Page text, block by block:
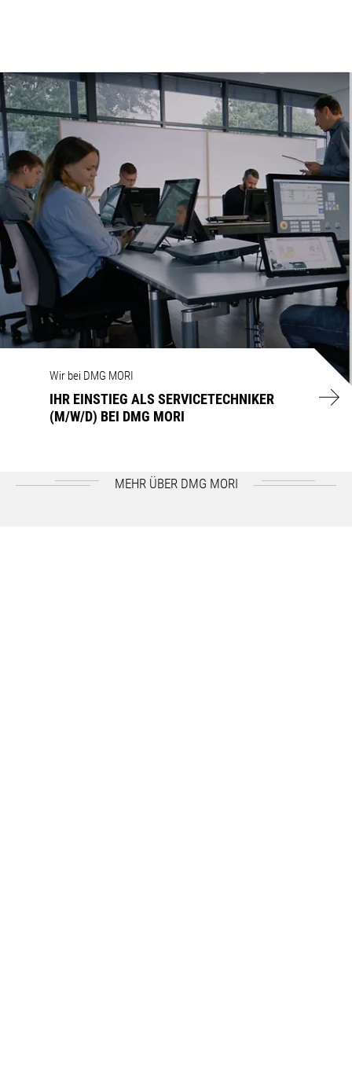
Wir bei DMG MORI
IHR EINSTIEG ALS SERVICETECHNIKER
(M/W/D) BEI DMG MORI
IHR EINSTIEG ALS SERVICETECHNIKER (M/W/D)
BEI DMG MORI
MEHR ÜBER DMG MORI